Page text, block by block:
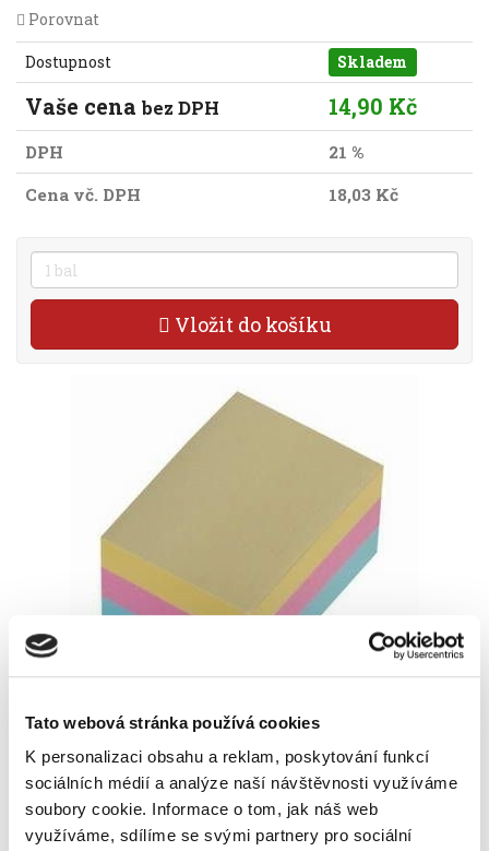
Tato webová stránka používá cookies
K personalizaci obsahu a reklam, poskytování funkcí
sociálních médií a analýze naší návštěvnosti využíváme
soubory cookie. Informace o tom, jak náš web
využíváme, sdílíme se svými partnery pro sociální
Porovnat
Dostupnost Skladem
Vaše cena bez DPH 14,90 Kč
DPH
21 %
Cena vč. DPH
18,03 Kč
Vložit do košíku
Skladem
Popis Alternativní produkty